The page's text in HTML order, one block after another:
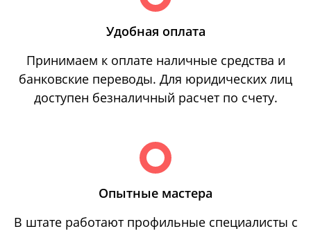
Удобная оплата
Принимаем к оплате наличные средства и
банковские переводы. Для юридических лиц
доступен безналичный расчет по счету.
Опытные мастера
В штате работают профильные специалисты с